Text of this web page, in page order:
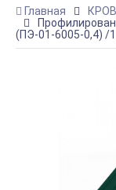
Главная
(ПЭ-01-6005-0,4) /